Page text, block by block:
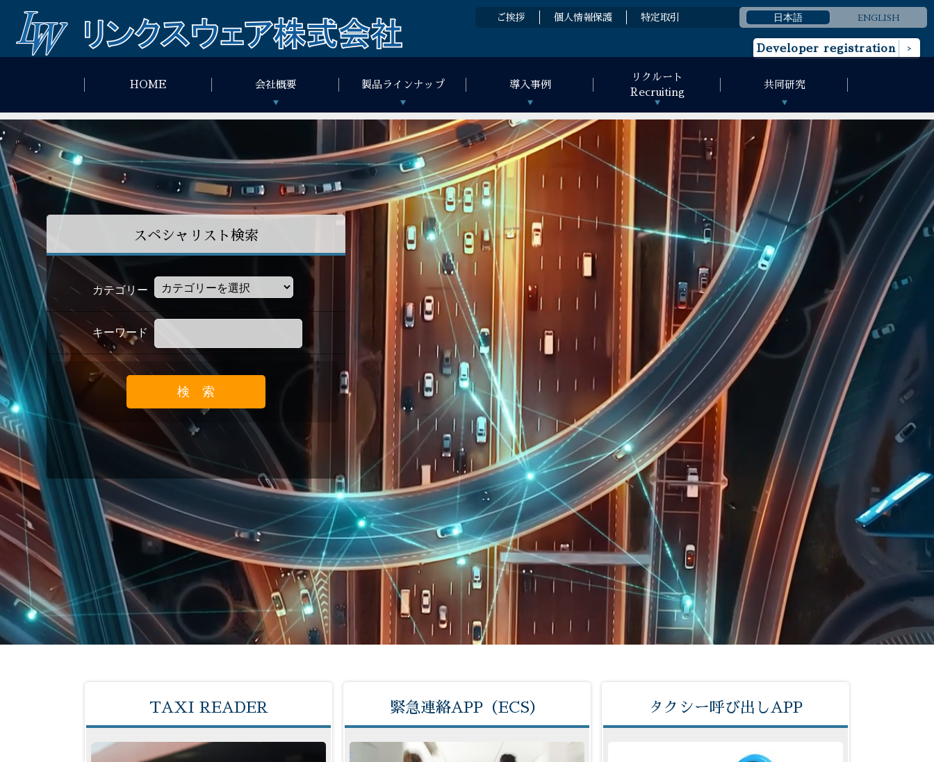
ご挨拶 個人情報保護 特定取引 日本語 ENGLISH
Developer registration
HOME 会社概要 製品ラインナップ 導入事例
リクルート
Recruiting
共同研究
スペシャリスト検索
カテゴリー
キーワード
TAXI READER 緊急連絡APP（ECS） タクシー呼び出しAPP